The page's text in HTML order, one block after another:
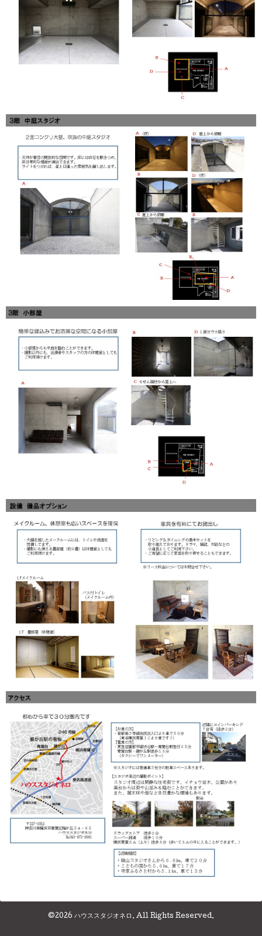
©2026 ハウススタジオネロ . All Rights Reserved.